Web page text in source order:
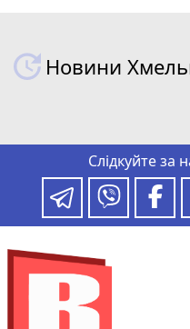
Новини
Слідкуйте